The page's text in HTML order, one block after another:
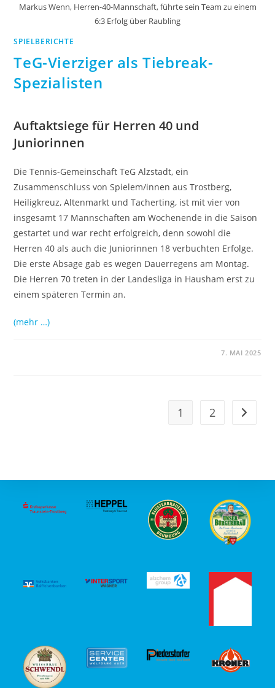
Markus Wenn, Herren-40-Mannschaft, führte sein Team zu einem
6:3 Erfolg über Raubling
SPIELBERICHTE
TeG-Vierziger als Tiebreak-
Spezialisten
Auftaktsiege für Herren 40 und
Juniorinnen
Die Tennis-Gemeinschaft TeG Alzstadt, ein
Zusammenschluss von Spielem/innen aus Trostberg,
Heiligkreuz, Altenmarkt und Tacherting, ist mit vier von
insgesamt 17 Mannschaften am Wochenende in die Saison
gestartet und war recht erfolgreich, denn sowohl die
Herren 40 als auch die Juniorinnen 18 verbuchten Erfolge.
Die erste Absage gab es wegen Dauerregens am Montag.
Die Herren 70 treten in der Landesliga in Hausham erst zu
einem späteren Termin an.
(mehr …)
7. MAI 2025
1 2 Gehe